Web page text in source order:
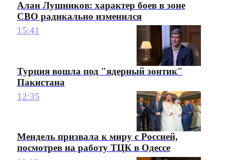
Алан Лушников: характер боев в зоне
СВО радикально изменился
15:41
Турция вошла под "ядерный зонтик"
Пакистана
12:35
Мендель призвала к миру с Россией,
посмотрев на работу ТЦК в Одессе